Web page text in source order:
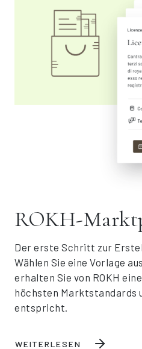
ROKH-
Der erste Schritt zur
Wählen Sie eine Vorlage
erhalten Sie von ROKH
höchsten Marktstandards
entspricht.
WEITERLESEN